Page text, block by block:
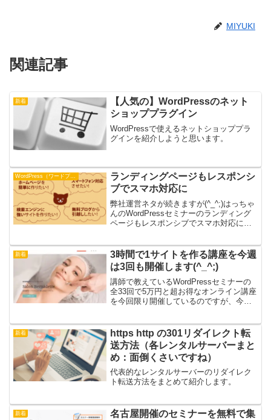
MIYUKI
関連記事
新着
【人気の】WordPressのネット
ショッププラグイン
WordPressで使えるネットショッププラ
グインを紹介しようと思います。
WordPress（ワードプレス）
ランディングページもレスポンシ
ブでスマホ対応に
弊社運営ネタが続きますが(^_^;)はっちゃ
んのWordPressセミナーのランディング
ページもレスポンシブでスマホ対応にし
ったランディングページ（LP）もレスポ
ンシブ...
新着
3時間で1サイトを作る講座を今週
は3回も開催します(^_^;)
講師で教えているWordPressセミナーの
全33回で5万円と超お得なオンライン講座
を今回限り開催しているのですが、今週
トを約3時間で作りましたが、途中ホーム
ページ...
新着
https http の301リダイレクト転
送方法（各レンタルサーバーまと
め：面倒くさいですね）
代表的なレンタルサーバーのリダイレク
ト転送方法をまとめて紹介します。
新着
名古屋開催のセミナーを無料で集